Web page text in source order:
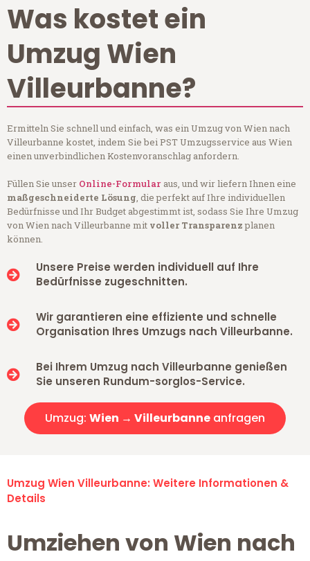
Was kostet ein
Umzug Wien
Villeurbanne?
Ermitteln Sie schnell und einfach, was ein Umzug von Wien nach
Villeurbanne kostet, indem Sie bei PST Umzugsservice aus Wien
einen unverbindlichen Kostenvoranschlag anfordern.
Füllen Sie unser Online-Formular aus, und wir liefern Ihnen eine
maßgeschneiderte Lösung, die perfekt auf Ihre individuellen
Bedürfnisse und Ihr Budget abgestimmt ist, sodass Sie Ihre Umzug
von Wien nach Villeurbanne mit voller Transparenzplanen
können.
Unsere Preise werden individuell auf Ihre
Bedürfnisse zugeschnitten.
Wir garantieren eine effiziente und schnelle
Organisation Ihres Umzugs nach Villeurbanne.
Bei Ihrem Umzug nach Villeurbanne genießen
Sie unseren Rundum-sorglos-Service.
Umzug: Wien → Villeurbanne anfragen
Umzug Wien Villeurbanne: Weitere Informationen &
Details
Umziehen von Wien nach